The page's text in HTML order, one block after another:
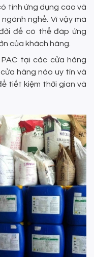
tính ứng dụng cao và
nghề. Vì vậy mà
để có thể đáp ứng
của khách hàng.
tại các cửa hàng
hàng nào uy tín và
tiết kiệm thời gian và